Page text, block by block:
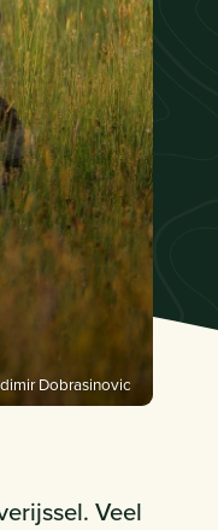
Dobrasinovic
Veel